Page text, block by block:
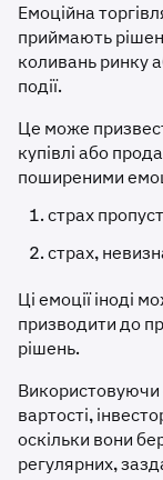
Емоційна
приймають
коливань ринку
події.
Це може
купівлі або
поширеними
страх
страх,
Ці емоції іноді
призводити до
рішень.
Використовуючи
вартості,
оскільки вони
регулярних,